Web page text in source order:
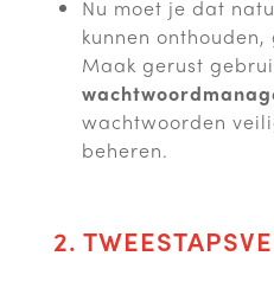
Nu moet je dat
kunnen
Maak gerust
wachtwoorden
beheren.
2.